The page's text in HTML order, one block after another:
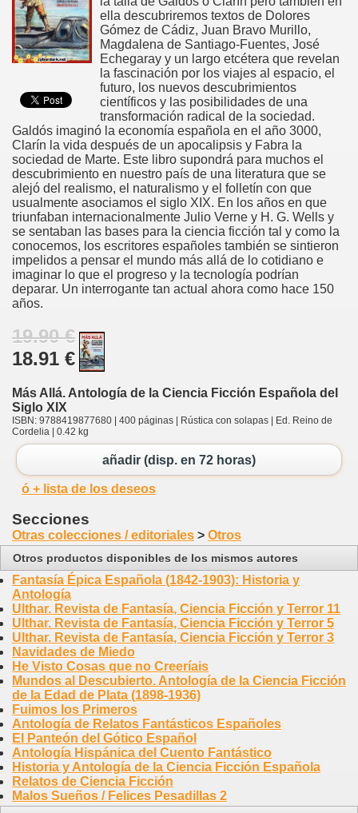
ella descubriremos textos de Dolores
Gómez de Cádiz, Juan Bravo Murillo,
Magdalena de Santiago-Fuentes, José
Echegaray y un largo etcétera que revelan
la fascinación por los viajes al espacio, el
futuro, los nuevos descubrimientos
científicos y las posibilidades de una
transformación radical de la sociedad.
Galdós imaginó la economía española en el año 3000,
Clarín la vida después de un apocalipsis y Fabra la
sociedad de Marte. Este libro supondrá para muchos el
descubrimiento en nuestro país de una literatura que se
alejó del realismo, el naturalismo y el folletín con que
usualmente asociamos el siglo XIX. En los años en que
triunfaban internacionalmente Julio Verne y H. G. Wells y
se sentaban las bases para la ciencia ficción tal y como la
conocemos, los escritores españoles también se sintieron
impelidos a pensar el mundo más allá de lo cotidiano e
imaginar lo que el progreso y la tecnología podrían
deparar. Un interrogante tan actual ahora como hace 150
años.
19.90 €
18.91 €
Más Allá. Antología de la Ciencia Ficción Española del
Siglo XIX
ISBN: 9788419877680 | 400 páginas | Rústica con solapas | Ed. Reino de
Cordelia | 0.42 kg
añadir (disp. en 72 horas)
ó + lista de los deseos
Secciones
Otras colecciones / editoriales > Otros
Otros productos disponibles de los mismos autores
Fantasía Épica Española (1842-1903): Historia y
Antología
Ulthar. Revista de Fantasía, Ciencia Ficción y Terror 11
Ulthar. Revista de Fantasía, Ciencia Ficción y Terror 5
Ulthar. Revista de Fantasía, Ciencia Ficción y Terror 3
Navidades de Miedo
He Visto Cosas que no Creeríais
Mundos al Descubierto. Antología de la Ciencia Ficción
de la Edad de Plata (1898-1936)
Fuimos los Primeros
Antología de Relatos Fantásticos Españoles
El Panteón del Gótico Español
Antología Hispánica del Cuento Fantástico
Historia y Antología de la Ciencia Ficción Española
Relatos de Ciencia Ficción
Malos Sueños / Felices Pesadillas 2